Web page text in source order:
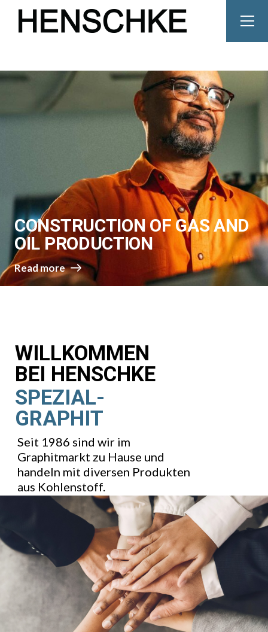
CONSTRUCTION OF GASAND
OIL PRODUCTION
Read more
GRAPHIT-
WERKSTOFF
FÜR IHRE
ANWENDUNG
Hohe Temperaturbeständigkeit und
Leitfähigkeit machen Graphit zu
einem besonderen Werkstoff.
Entdecken Sie unsere Produkte.